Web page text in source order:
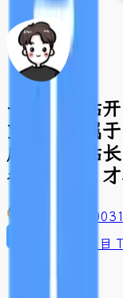
一直对网站
望有一个属
成功进入站
各种折腾，
豫ICP备
基于开源项目